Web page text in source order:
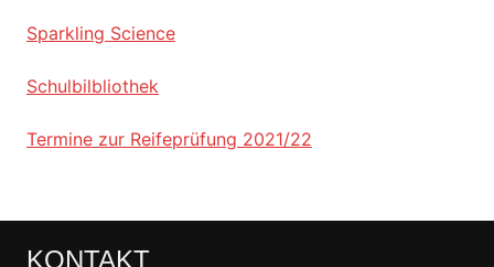
Sparkling Science
Schulbilbliothek
Termine zur Reifeprüfung 2021/22
KONTAKT